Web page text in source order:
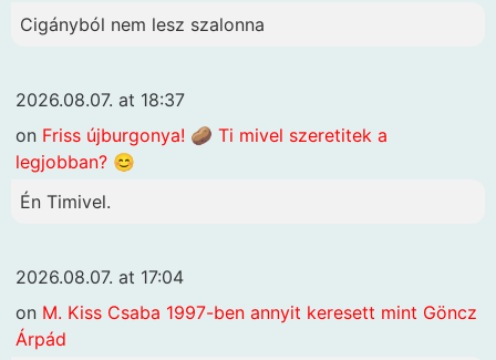
Cigányból nem lesz szalonna
2026.08.07. at 18:37
on Friss újburgonya! 🥔 Ti mivel szeretitek a
legjobban? 😊
Én Timivel.
2026.08.07. at 17:04
on M. Kiss Csaba 1997-ben annyit keresett mint Göncz
Árpád